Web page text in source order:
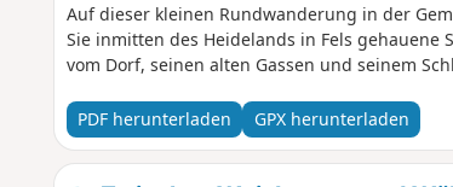
Auf dieser kleinen Rundwanderung in der
Sie inmitten des Heidelands in Fels
vom Dorf, seinen alten Gassen und seinem
PDF herunterladen GPX herunterladen